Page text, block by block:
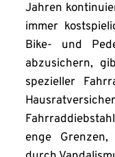
Jahren
immer
Bike- und
abzusichern,
spezieller
enge Grenzen,